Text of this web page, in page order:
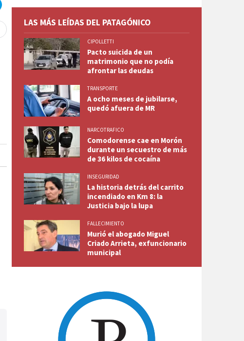
LAS MÁS LEÍDAS DEL PATAGÓNICO
CIPOLLETTI
Pacto suicida de un
matrimonio que no podía
afrontar las deudas
TRANSPORTE
A ocho meses de jubilarse,
quedó afuera de MR
NARCOTRAFICO
Comodorense cae en Morón
durante un secuestro de más
de 36 kilos de cocaína
INSEGURIDAD
La historia detrás del carrito
incendiado en Km 8: la
Justicia bajo la lupa
FALLECIMIENTO
Murió el abogado Miguel
Criado Arrieta, exfuncionario
municipal